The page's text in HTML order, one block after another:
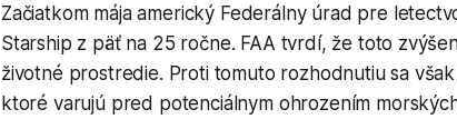
Začiatkom mája americký Federálny úrad pre
Starship z päť na 25 ročne. FAA tvrdí, že toto
životné prostredie. Proti tomuto rozhodnutiu sa
ktoré varujú pred potenciálnym ohrozením